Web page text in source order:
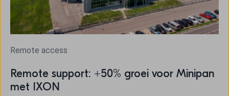
Remote access
Remote support: +50% groei voor Minipan
met IXON